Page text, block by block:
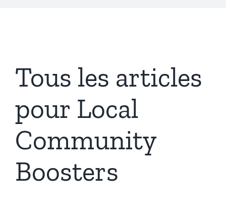
Tous les articles
pour Local
Community
Boosters